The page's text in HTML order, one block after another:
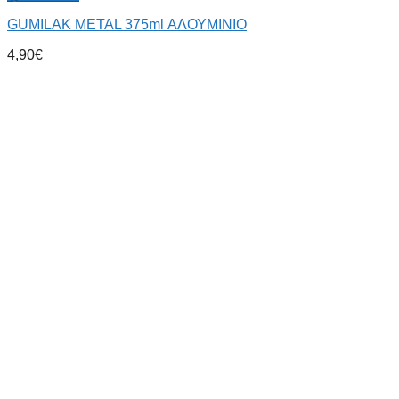
GUMILAK METAL 375ml ΑΛΟΥΜΙΝΙΟ
4,90€